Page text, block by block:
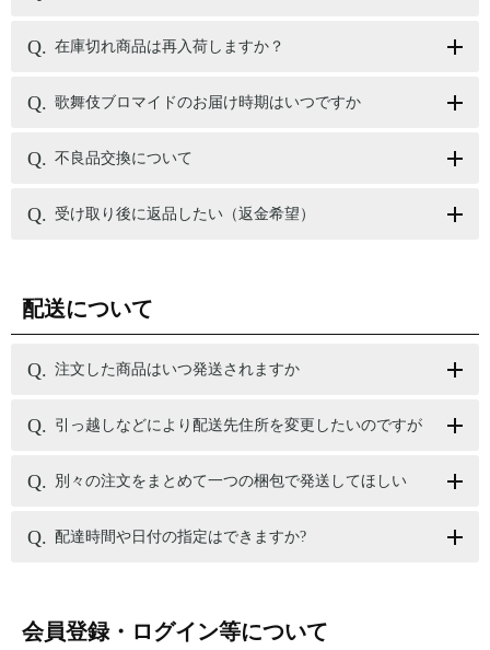
在庫切れ商品は再入荷しますか？
歌舞伎ブロマイドのお届け時期はいつですか
不良品交換について
受け取り後に返品したい（返金希望）
配送について
注文した商品はいつ発送されますか
引っ越しなどにより配送先住所を変更したいのですが
別々の注文をまとめて一つの梱包で発送してほしい
配達時間や日付の指定はできますか?
会員登録・ログイン等について